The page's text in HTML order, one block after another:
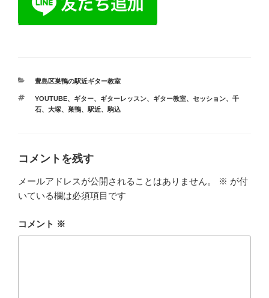
カ
ゴ
リ
豊島区巣鴨の駅近ギター教室
タ
グ
YOUTUBE、 ギター、 ギターレッスン、 ギター教室、 セッション、 千
石、 大塚、 巣鴨、 駅近、 駒込
コメントを残す
メールアドレスが公開されることはありません。 ※ が付
いている欄は必須項目です
コメント ※